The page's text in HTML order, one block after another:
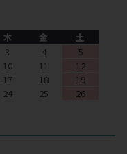
木 金
土
3 4
5
10 11
12
17 18
19
24 25
26